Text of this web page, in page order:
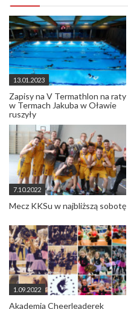
13.01.2023
Zapisy na V Termathlon na raty
w Termach Jakuba w Oławie
ruszyły
7.10.2022
Mecz KKSu w najbliższą sobotę
1.09.2022
Akademia Cheerleaderek